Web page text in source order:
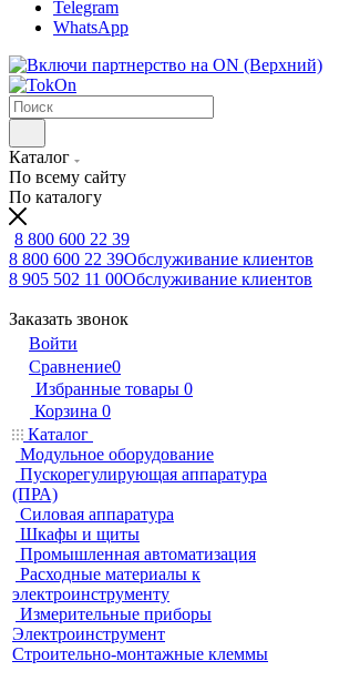
Telegram
WhatsApp
Каталог
По всему сайту
По каталогу
8 800 600 22 39
8 800 600 22 39Обслуживание клиентов
8 905 502 11 00Обслуживание клиентов
Заказать звонок
Войти
Сравнение0
Избранные товары 0
Корзина 0
Каталог
Модульное оборудование
Пускорегулирующая аппаратура
(ПРА)
Силовая аппаратура
Шкафы и щиты
Промышленная автоматизация
Расходные материалы к
электроинструменту
Измерительные приборы
Электроинструмент
Строительно-монтажные клеммы